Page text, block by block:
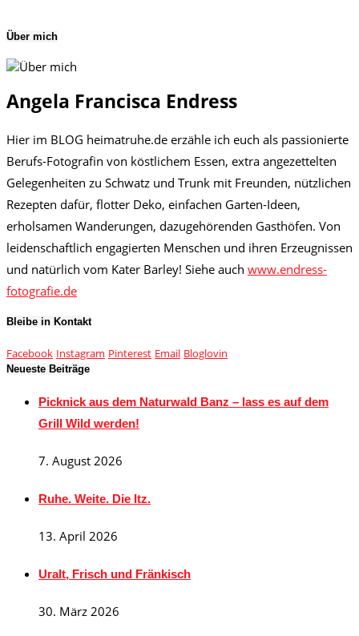
Über mich
Angela Francisca Endress
Hier im BLOG heimatruhe.de erzähle ich euch als passionierte
Berufs-Fotografin von köstlichem Essen, extra angezettelten
Gelegenheiten zu Schwatz und Trunk mit Freunden, nützlichen
Rezepten dafür, flotter Deko, einfachen Garten-Ideen,
erholsamen Wanderungen, dazugehörenden Gasthöfen. Von
leidenschaftlich engagierten Menschen und ihren Erzeugnissen
und natürlich vom Kater Barley! Siehe auch www.endress-
fotografie.de
Bleibe in Kontakt
Facebook Instagram Pinterest Email Bloglovin
Neueste Beiträge
Picknick aus dem Naturwald Banz – lass es auf dem
Grill Wild werden!
7. August 2026
Ruhe. Weite. Die Itz.
13. April 2026
Uralt, Frisch und Fränkisch
30. März 2026